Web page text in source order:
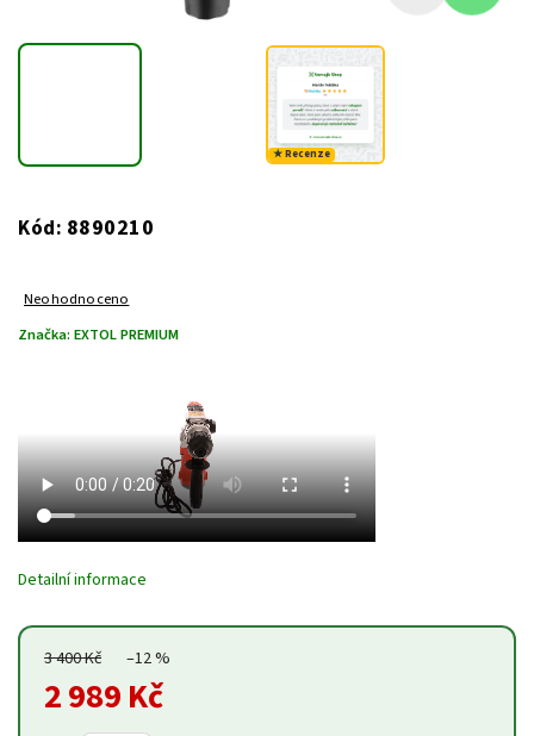
★ Recenze
Kód: 8890210
Neohodnoceno
Značka: EXTOL PREMIUM
3 400 Kč –12 %
2 989 Kč
Detailní informace